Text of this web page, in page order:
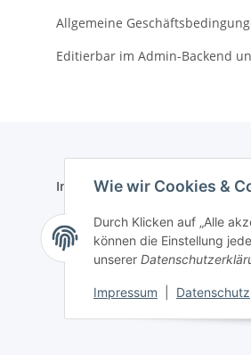
Wie wir Cookies &
Durch Klicken auf „Alle
können die Einstellung
unserer
Impressum Datenschutz
Allgemeine
Editierbar im Admin-Backend
Informationen
Zahlungsmöglichkeiten
Versandinformationen